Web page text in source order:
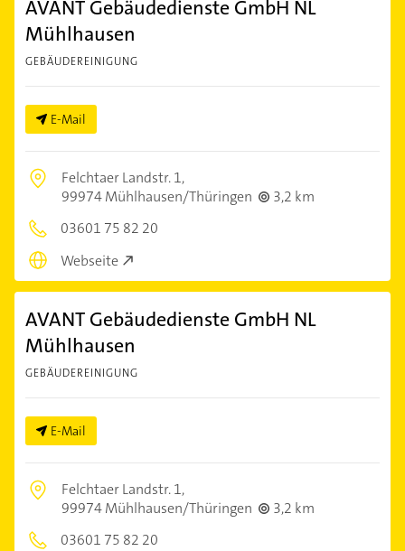
AVANT Gebäudedienste GmbH NL
Mühlhausen
GEBÄUDEREINIGUNG
E-Mail
Felchtaer Landstr. 1,
99974 Mühlhausen/Thüringen
3,2 km
03601 75 82 20
Webseite
AVANT Gebäudedienste GmbH NL
Mühlhausen
GEBÄUDEREINIGUNG
E-Mail
Felchtaer Landstr. 1,
99974 Mühlhausen/Thüringen
3,2 km
03601 75 82 20